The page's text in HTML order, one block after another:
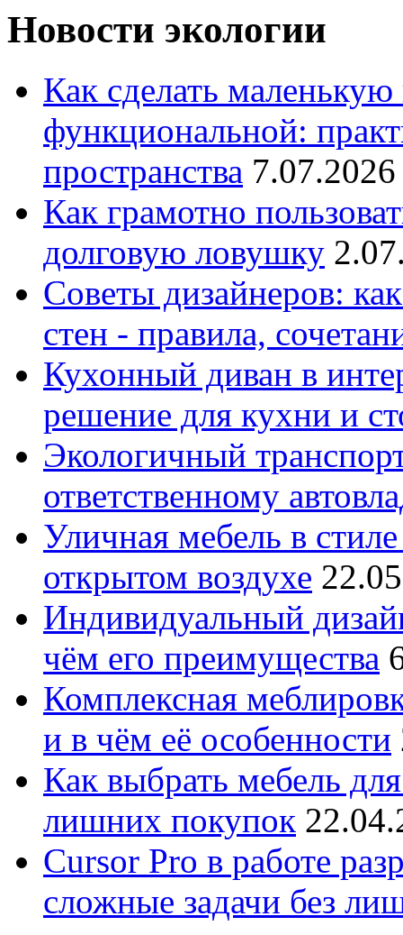
Новости экологии
Как сделать
функциональной:
пространства
Как грамотно
долговую ловушку
Советы дизайнеров:
стен - правила,
Кухонный диван в
решение для кухни и
Экологичный
ответственному
Уличная мебель в
открытом воздухе
Индивидуальный
чём его преимущества
Комплексная
и в чём её особенности
Как выбрать мебель
лишних покупок
Cursor Pro в работе
сложные задачи без